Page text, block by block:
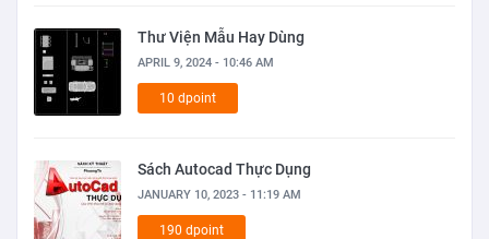
Thư Viện Mẫu Hay Dùng
APRIL 9, 2024 - 10:46 AM
10 dpoint
Sách Autocad Thực Dụng
JANUARY 10, 2023 - 11:19 AM
190 dpoint